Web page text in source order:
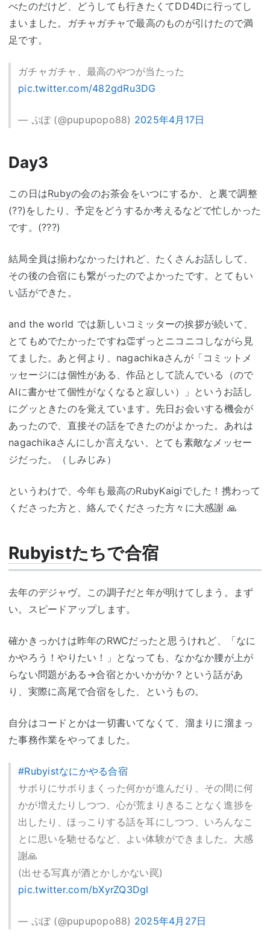
べたのだけど、どうしても行きたくてDD4Dに行ってし
まいました。ガチャガチャで最高のものが引けたので満
足です。
ガチャガチャ、最高のやつが当たった
pic.twitter.com/482gdRu3DG
— ぷぽ (@pupupopo88) 2025年4月17日
Day3
この日はRubyの会のお茶会をいつにするか、と裏で調整
(??)をしたり、予定をどうするか考えるなどで忙しかった
です。(???)
結局全員は揃わなかったけれど、たくさんお話しして、
その後の合宿にも繋がったのでよかったです。とてもい
い話ができた。
and the world では新しいコミッターの挨拶が続いて、
とてもめでたかったですね👏ずっとニコニコしながら見
てました。あと何より、nagachikaさんが「コミットメ
ッセージには個性がある、作品として読んでいる（ので
AIに書かせて個性がなくなると寂しい）」というお話し
にグッときたのを覚えています。先日お会いする機会が
あったので、直接その話をできたのがよかった。あれは
nagachikaさんにしか言えない、とても素敵なメッセー
ジだった。（しみじみ）
というわけで、今年も最高のRubyKaigiでした！携わって
くださった方と、絡んでくださった方々に大感謝 🙏
Rubyistたちで合宿
去年のデジャヴ。この調子だと年が明けてしまう。まず
い。スピードアップします。
確かきっかけは昨年のRWCだったと思うけれど、「なに
かやろう！やりたい！」となっても、なかなか腰が上が
らない問題がある→合宿とかいかがか？という話があ
り、実際に高尾で合宿をした、というもの。
自分はコードとかは一切書いてなくて、溜まりに溜まっ
た事務作業をやってました。
#Rubyistなにかやる合宿
サボりにサボりまくった何かが進んだり、その間に何
かが増えたりしつつ、心が荒まりきることなく進捗を
出したり、ほっこりする話を耳にしつつ、いろんなこ
とに思いを馳せるなど、よい体験ができました。大感
謝🙏
(出せる写真が酒とかしかない罠)
pic.twitter.com/bXyrZQ3Dgl
— ぷぽ (@pupupopo88) 2025年4月27日